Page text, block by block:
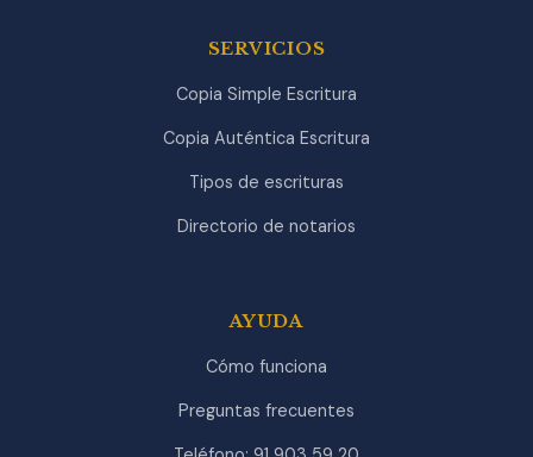
SERVICIOS
Copia Simple Escritura
Copia Auténtica Escritura
Tipos de escrituras
Directorio de notarios
AYUDA
Cómo funciona
Preguntas frecuentes